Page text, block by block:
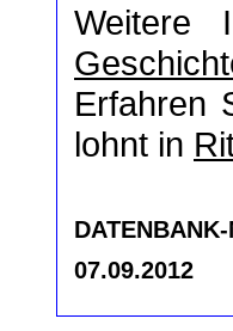
Weitere
Erfahren
lohnt in
07.09.2012